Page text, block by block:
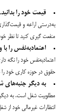
قیمت خود را بدانید.
به‌درستی اراعه و
منفعت گیری کنید تا نظر
اعتمادبه‌نفس را
اعتمادبه‌نفس خود را نگه
حقوق در حوزه کاری خود را
به دیگر جنبه‌های
مطلوبیت شغل است. به
انتظارات غیرمالی خود از